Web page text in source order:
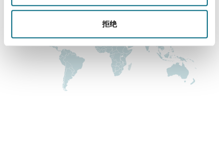
拒绝
Property
兰巴托 – 联营办公室
约
物浦